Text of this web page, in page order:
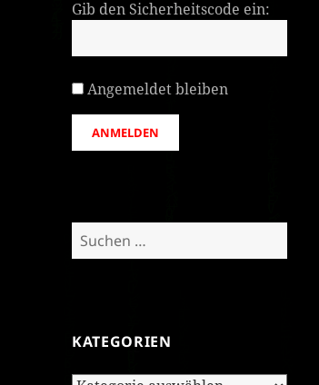
Gib den Sicherheitscode ein:
Angemeldet bleiben
ANMELDEN
Suchen
nach:
KATEGORIEN